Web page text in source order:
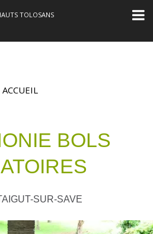
TOLOSANS
ACCUEIL
BOLS
SUR-SAVE